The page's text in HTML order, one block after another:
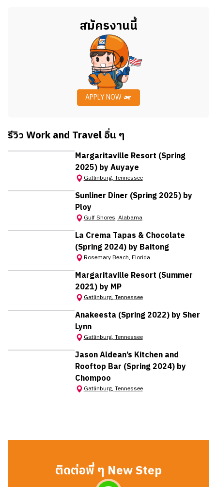
สมัครงานนี้
APPLY NOW
รีวิว Work and Travel อื่น ๆ
Margaritaville Resort (Spring
2025) by Auyaye
Gatlinburg,Tennessee
Sunliner Diner (Spring 2025) by
Ploy
Gulf Shores,Alabama
La Crema Tapas & Chocolate
(Spring 2024) by Baitong
Rosemary Beach,Florida
Margaritaville Resort (Summer
2021) by MP
Gatlinburg,Tennessee
Anakeesta (Spring 2022) by Sher
Lynn
Gatlinburg,Tennessee
Jason Aldean’s Kitchen and
Rooftop Bar (Spring 2024) by
Chompoo
Gatlinburg,Tennessee
ติดต่อพี่ ๆ New Step